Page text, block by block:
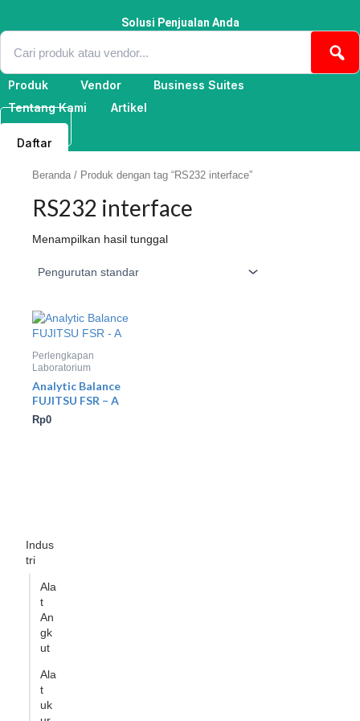
konten
Solusi Penjualan Anda
Produk Vendor
Business Suites
Tentang Kami
Artikel
Masuk
Daftar
Indus
tri
Ala
t
An
gk
ut
Ala
t
uk
Beranda / Produk dengan tag “RS232 interface”
RS232 interface
Menampilkan hasil tunggal
Perlengkapan
Laboratorium
Analytic Balance
FUJITSU FSR – A
Rp0